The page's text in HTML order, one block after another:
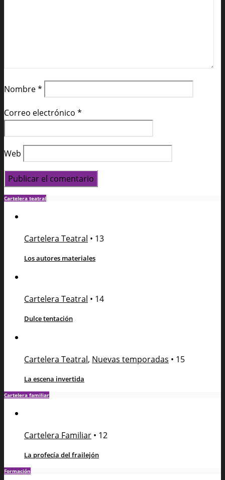
Nombre*
Correo electrónico *
Web
Cartelera teatral
Cartelera Teatral • 13
Los autores materiales
Cartelera Teatral • 14
Dulce tentación
Cartelera Teatral, Nuevas temporadas • 15
La escena invertida
Cartelera familiar
Cartelera Familiar • 12
La profecía del frailejón
Formación